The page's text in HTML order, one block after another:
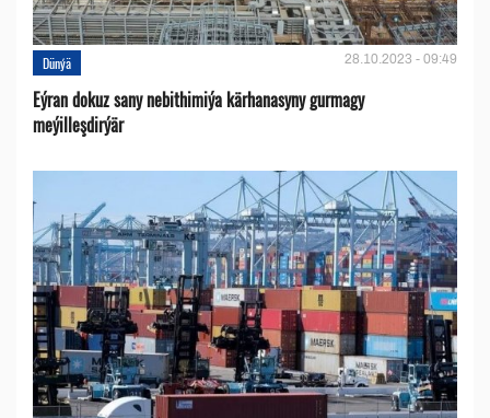
Dünýä 28.10.2023 - 09:49
Eýran dokuz sany nebithimiýa kärhanasyny gurmagy
meýilleşdirýär